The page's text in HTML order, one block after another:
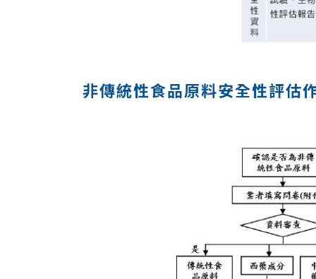
非傳統性食品原料安全性評估